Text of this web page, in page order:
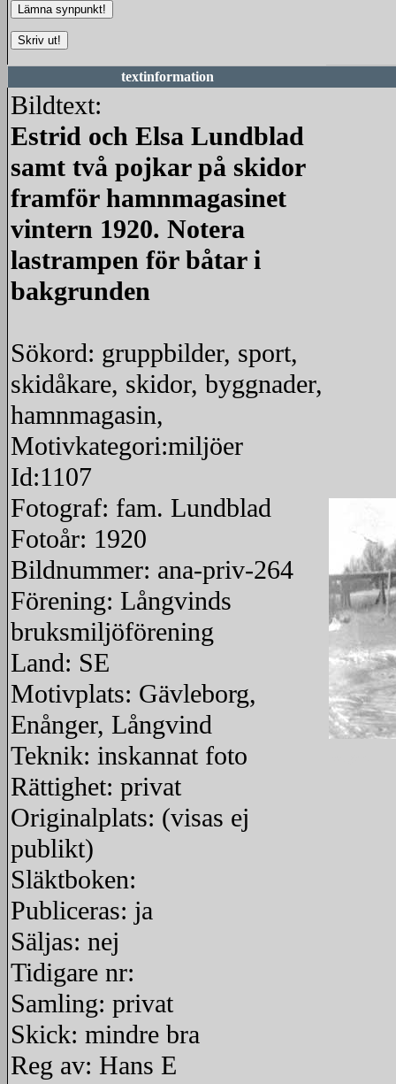
textinformation
Bildtext:
Estrid och Elsa Lundblad
samt två pojkar på skidor
framför hamnmagasinet
vintern 1920. Notera
lastrampen för båtar i
bakgrunden
Sökord: gruppbilder, sport,
skidåkare, skidor, byggnader,
hamnmagasin,
Motivkategori:miljöer
Id:1107
Fotograf: fam. Lundblad
Fotoår: 1920
Bildnummer: ana-priv-264
Förening: Långvinds
bruksmiljöförening
Land: SE
Motivplats: Gävleborg,
Enånger, Långvind
Teknik: inskannat foto
Rättighet: privat
Originalplats: (visas ej
publikt)
Släktboken:
Publiceras: ja
Säljas: nej
Tidigare nr:
Samling: privat
Skick: mindre bra
Reg av: Hans E